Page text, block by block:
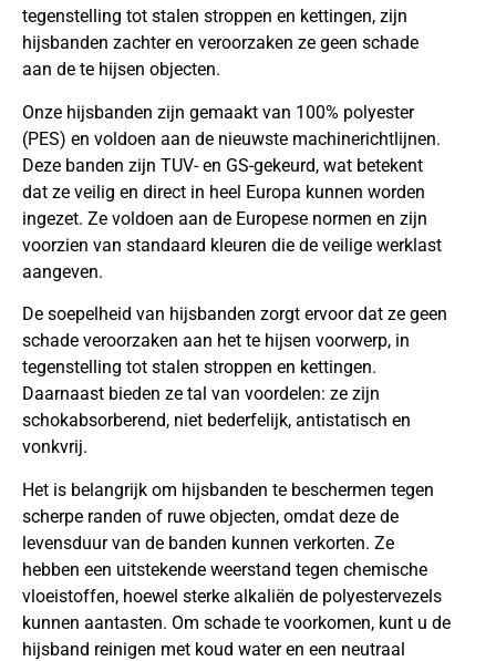
tegenstelling tot stalen stroppen en kettingen, zijn
hijsbanden zachter en veroorzaken ze geen schade
aan de te hijsen objecten.
Onze hijsbanden zijn gemaakt van 100% polyester
(PES) en voldoen aan de nieuwste machinerichtlijnen.
Deze banden zijn TUV- en GS-gekeurd, wat betekent
dat ze veilig en direct in heel Europa kunnen worden
ingezet. Ze voldoen aan de Europese normen en zijn
voorzien van standaard kleuren die de veilige werklast
aangeven.
De soepelheid van hijsbanden zorgt ervoor dat ze geen
schade veroorzaken aan het te hijsen voorwerp, in
tegenstelling tot stalen stroppen en kettingen.
Daarnaast bieden ze tal van voordelen: ze zijn
schokabsorberend, niet bederfelijk, antistatisch en
vonkvrij.
Het is belangrijk om hijsbanden te beschermen tegen
scherpe randen of ruwe objecten, omdat deze de
levensduur van de banden kunnen verkorten. Ze
hebben een uitstekende weerstand tegen chemische
vloeistoffen, hoewel sterke alkaliën de polyestervezels
kunnen aantasten. Om schade te voorkomen, kunt u de
hijsband reinigen met koud water en een neutraal